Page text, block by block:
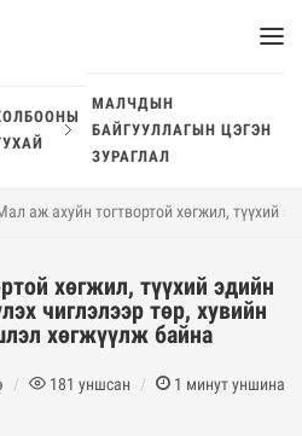
МАЛЧДЫН
БАЙГУУЛЛАГЫН ЦЭГЭН
ЗУРАГЛАЛ
аж ахуйн тогтвортой хөгжил, түүхий
хөгжил, түүхий эдийн
чиглэлээр төр, хувийн
хөгжүүлж байна
181 уншсан 1 минут уншина